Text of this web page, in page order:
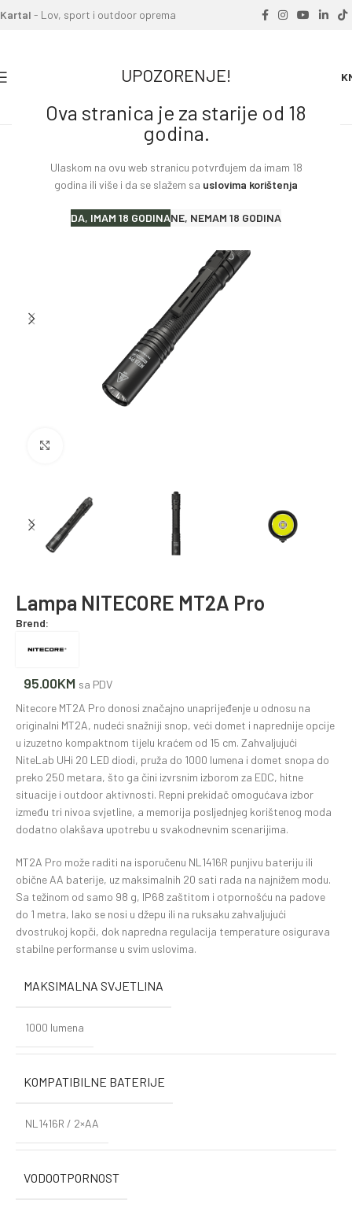
UPOZORENJE!
Ova stranica je za starije od 18
godina.
Ulaskom na ovu web stranicu potvrđujem da imam 18
godina ili više i da se slažem sa uslovima korištenja
DA, IMAM 18 GODINANE, NEMAM 18 GODINA
Kartal - Lov, sport i outdoor oprema
»Proizvodi »Lampa NITECORE MT2A Pro
Lampa NITECORE MT2A Pro
Brend:
95.00KM sa PDV
Nitecore MT2A Pro donosi značajno unaprijeđenje u odnosu na
originalni MT2A, nudeći snažniji snop, veći domet i naprednije opcije
u izuzetno kompaktnom tijelu kraćem od 15 cm. Zahvaljujući
NiteLab UHi 20 LED diodi, pruža do 1000 lumena i domet snopa do
preko 250 metara, što ga čini izvrsnim izborom za EDC, hitne
situacije i outdoor aktivnosti. Repni prekidač omogućava izbor
između tri nivoa svjetline, a memorija posljednjeg korištenog moda
dodatno olakšava upotrebu u svakodnevnim scenarijima.
MT2A Pro može raditi na isporučenu NL1416R punjivu bateriju ili
obične AA baterije, uz maksimalnih 20 sati rada na najnižem modu.
Sa težinom od samo 98 g, IP68 zaštitom i otpornošću na padove
do 1 metra, lako se nosi u džepu ili na ruksaku zahvaljujući
dvostrukoj kopči, dok napredna regulacija temperature osigurava
stabilne performanse u svim uslovima.
MAKSIMALNA SVJETLINA
1000 lumena
KOMPATIBILNE BATERIJE
NL1416R / 2×AA
VODOOTPORNOST